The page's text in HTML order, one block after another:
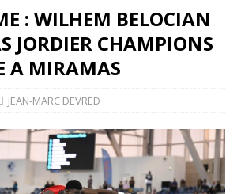
: WILHEM BELOCIAN
JORDIER CHAMPIONS
A MIRAMAS
JEAN-MARC DEVRED